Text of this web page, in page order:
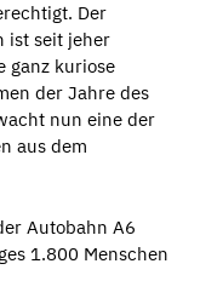
Der
ist seit jeher
ganz kuriose
der Jahre des
nun eine der
aus dem
Autobahn A6
1.800 Menschen